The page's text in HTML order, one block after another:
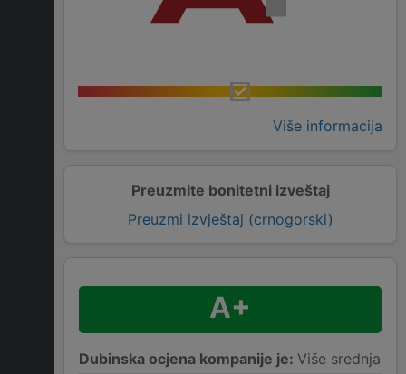
Više informacija
Preuzmite bonitetni izveštaj
Preuzmi izvještaj (crnogorski)
A+
Dubinska ocjena kompanije je: Više srednja